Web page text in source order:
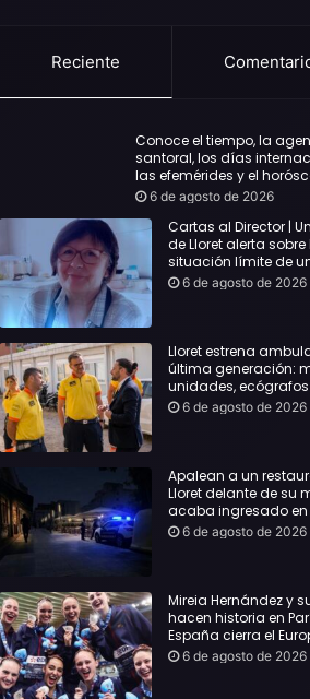
Reciente
Conoce el tiempo, la
santoral, los días
las efemérides y el
hoy Jueves, 6 de agosto
6 de agosto de 2026
Cartas al Director |
de Lloret alerta sobre
situación límite de
de 65 años y pide una
6 de agosto de 2026
Lloret estrena
última generación:
unidades, ecógrafos
servicio reforzado las
6 de agosto de 2026
Apalean a un
Lloret delante de su
acaba ingresado en
Hospital Vall d’Hebron
6 de agosto de 2026
Mireia Hernández y
hacen historia en
España cierra el
natación artística
6 de agosto de 2026